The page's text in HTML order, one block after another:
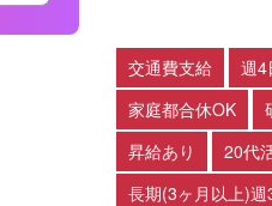
交通費支給 週4
家庭都合休OK
昇給あり
20代
長期(3ヶ月以上)週